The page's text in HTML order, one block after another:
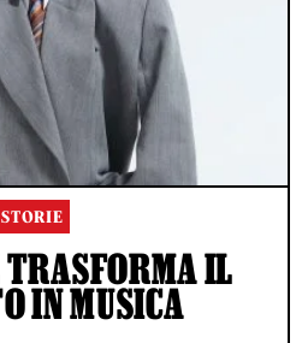
STORIE
TRASFORMA IL
IN MUSICA